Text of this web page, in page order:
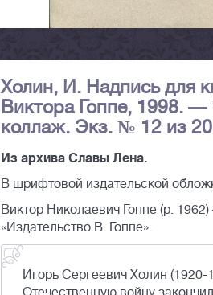
Холин, И. Надпись для
Виктора Гоппе, 1998.
коллаж. Экз. № 12 из
Из архива Славы Лена.
В шрифтовой издательской
Виктор Николаевич Гоппе (р.
«Издательство В. Гоппе».
Игорь Сергеевич Холин